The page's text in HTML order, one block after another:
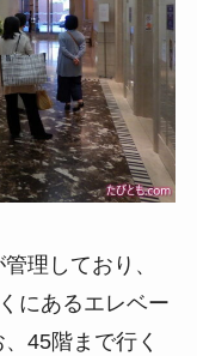
理しており、
にあるエレベー
45階まで行く